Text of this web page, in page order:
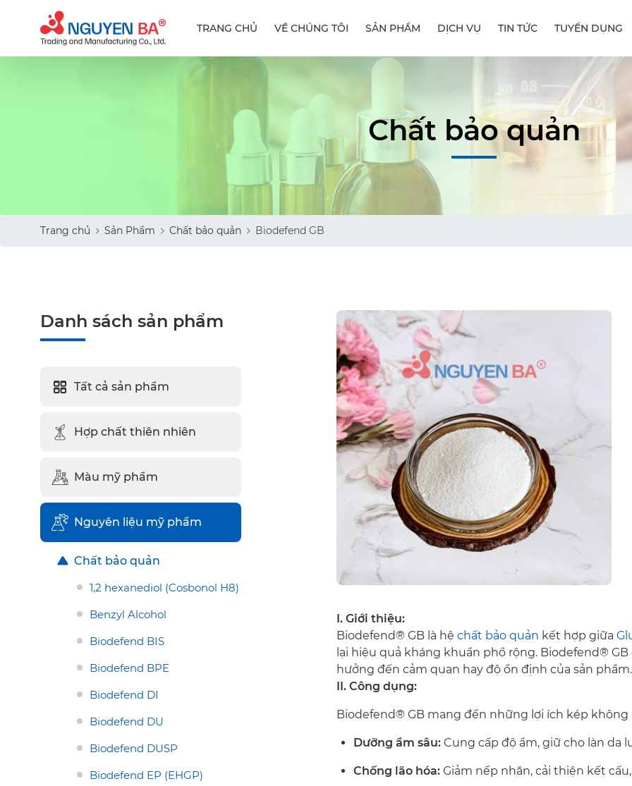
TRANG CHỦ VỀ CHÚNG TÔI SẢN PHẨM DỊCH VỤ TIN TỨC TUYỂN DỤNG
Chất bảo quản
Trang chủ Sản Phẩm Chất bảo quản Biodefend GB
Danh sách sản phẩm
Tất cả sản phẩm
Hợp chất thiên nhiên
Màu mỹ phẩm
Nguyên liệu mỹ phẩm
Chất bảo quản
1,2 hexanediol (Cosbonol H8)
Benzyl Alcohol
Biodefend BIS
Biodefend BPE
Biodefend DI
Biodefend DU
Biodefend DUSP
Biodefend EP (EHGP)
I. Giới thiệu:
Biodefend® GB là hệ chất bảo quản kết hợp giữa
lại hiệu quả kháng khuẩn phổ rộng. Biodefend®
hưởng đến cảm quan hay độ ổn định của sản phẩm.
II. Công dụng:
Biodefend® GB mang đến những lợi ích kép không
Dưỡng ẩm sâu: Cung cấp độ ẩm, giữ cho làn da
Chống lão hóa: Giảm nếp nhăn, cải thiện kết